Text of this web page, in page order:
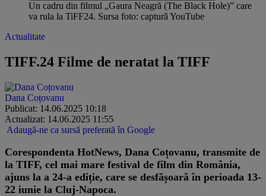
Un cadru din filmul „Gaura Neagră (The Black Hole)” care
va rula la TiFF24. Sursa foto: captură YouTube
Actualitate
TIFF.24 Filme de neratat la TIFF
Dana Coțovanu
Publicat: 14.06.2025 10:18
Actualizat: 14.06.2025 11:55
Adaugă-ne ca sursă preferată în Google
Corespondenta HotNews, Dana Coțovanu, transmite de
la TIFF, cel mai mare festival de film din România,
ajuns la a 24-a ediție, care se desfășoară în perioada 13-
22 iunie la Cluj-Napoca.